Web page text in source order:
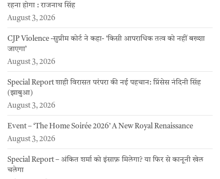
रहना होगा : राजनाथ सिंह
August 3, 2026
CJP Violence -सुप्रीम कोर्ट ने कहा- ‘किसी आपराधिक तत्व को नहीं बख्शा
जाएगा’
August 3, 2026
Special Report शाही विरासत परंपरा की नई पहचान: प्रिंसेस नंदिनी सिंह
(झाबुआ)
August 3, 2026
Event – ‘The Home Soirée 2026’ A New Royal Renaissance
August 3, 2026
Special Report – अंकित शर्मा को इंसाफ़ मिलेगा? या फिर से कानूनी खेल
चलेगा